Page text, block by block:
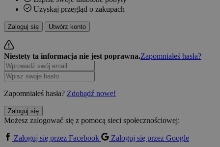
Uzyskaj przegląd o zakupach
Zaloguj się Utwórz konto
Niestety ta informacja nie jest poprawna.Zapomniałeś hasła?
Zapomniałeś hasła? Zdobądź nowe!
Zaloguj się
Możesz zalogować się z pomocą sieci społecznościowej:
Zaloguj się przez Facebook
Zaloguj się przez Google